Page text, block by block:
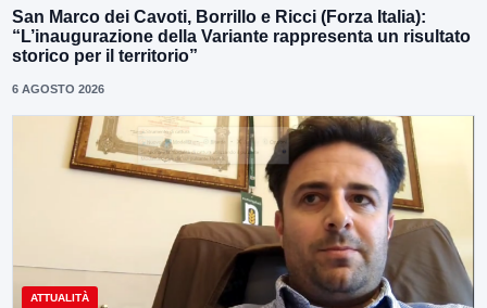
San Marco dei Cavoti, Borrillo e Ricci (Forza Italia):
“L’inaugurazione della Variante rappresenta un risultato
storico per il territorio”
6 AGOSTO 2026
ATTUALITÀ